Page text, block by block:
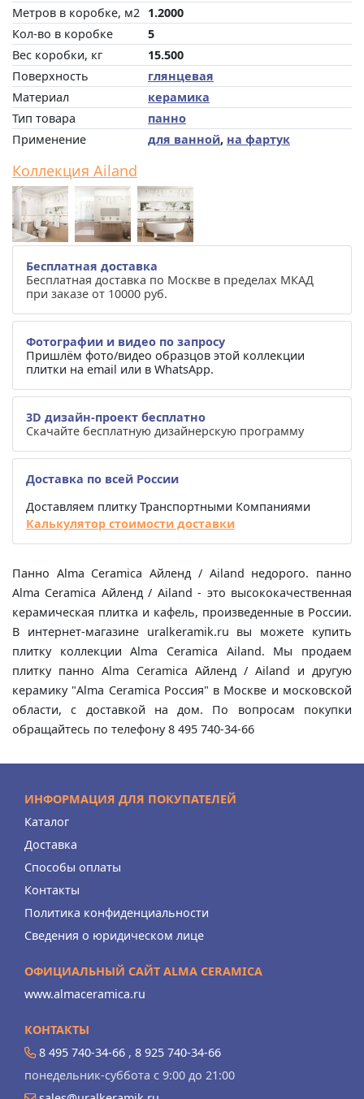
Метров в коробке, м2
1.2000
Кол-во в коробке
5
Вес коробки, кг
15.500
Поверхность
глянцевая
Материал
керамика
Тип товара
панно
Применение
для ванной, на фартук
Коллекция Ailand
Бесплатная доставка
Бесплатная доставка по Москве в пределах МКАД
при заказе от 10000 руб.
Фотографии и видео по запросу
Пришлём фото/видео образцов этой коллекции
плитки на email или в WhatsApp.
3D дизайн-проект бесплатно
Скачайте бесплатную дизайнерскую программу
Доставка по всей России
Доставляем плитку Транспортными Компаниями
Калькулятор стоимости доставки
Панно Alma Ceramica Айленд / Ailand недорого. панно
Alma Ceramica Айленд / Ailand - это высококачественная
керамическая плитка и кафель, произведенные в России.
В интернет-магазине uralkeramik.ru вы можете купить
плитку коллекции Alma Ceramica Ailand. Мы продаем
плитку панно Alma Ceramica Айленд / Ailand и другую
керамику "Alma Ceramica Россия" в Москве и московской
области, с доставкой на дом. По вопросам покупки
обращайтесь по телефону 8 495 740-34-66
ИНФОРМАЦИЯ ДЛЯ ПОКУПАТЕЛЕЙ
Каталог
Доставка
Способы оплаты
Контакты
Политика конфиденциальности
Сведения о юридическом лице
ОФИЦИАЛЬНЫЙ САЙТ ALMA CERAMICA
www.almaceramica.ru
КОНТАКТЫ
8 495 740-34-66 , 8 925 740-34-66
понедельник-суббота с 9:00 до 21:00